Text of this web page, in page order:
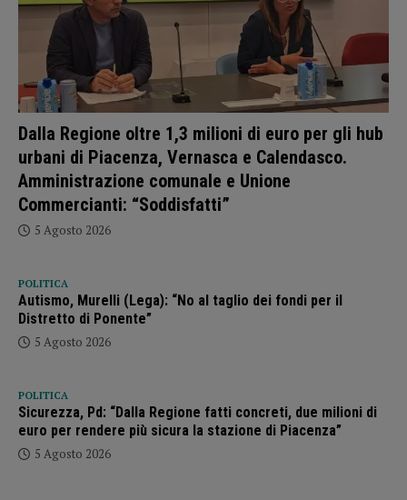
Dalla Regione oltre 1,3 milioni di euro per gli hub
urbani di Piacenza, Vernasca e Calendasco.
Amministrazione comunale e Unione
Commercianti: “Soddisfatti”
5 Agosto 2026
POLITICA
Autismo, Murelli (Lega): “No al taglio dei fondi per il
Distretto di Ponente”
5 Agosto 2026
POLITICA
Sicurezza, Pd: “Dalla Regione fatti concreti, due milioni di
euro per rendere più sicura la stazione di Piacenza”
5 Agosto 2026